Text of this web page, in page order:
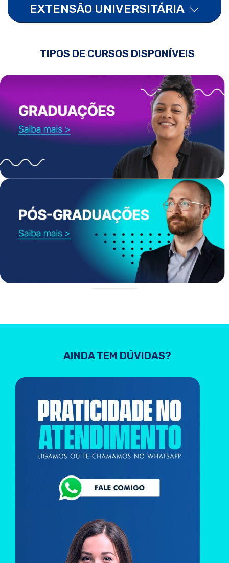
EXTENSÃO UNIVERSITÁRIA
TIPOS DE CURSOS DISPONÍVEIS
AINDA TEM DÚVIDAS?